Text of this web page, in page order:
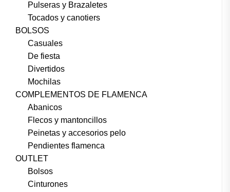
Pulseras y Brazaletes
Tocados y canotiers
BOLSOS
Casuales
De fiesta
Divertidos
Mochilas
COMPLEMENTOS DE FLAMENCA
Abanicos
Flecos y mantoncillos
Peinetas y accesorios pelo
Pendientes flamenca
OUTLET
Bolsos
Cinturones